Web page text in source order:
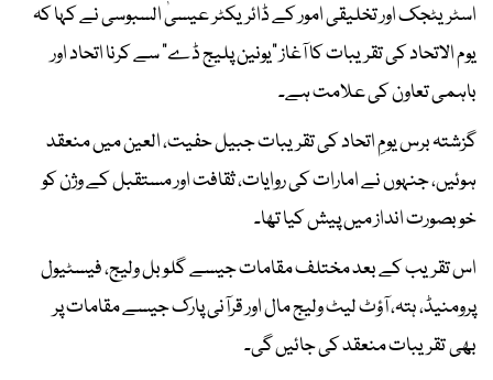
اسٹریٹجک اور تخلیقی امور کے ڈائریکٹر عیسیٰ السبوسی نے کہا کہ
یوم الاتحاد کی تقریبات کا آغاز "یونین پلیج ڈے" سے کرنا اتحاد اور
باہمی تعاون کی علامت ہے۔
گزشتہ برس یومِ اتحاد کی تقریبات جبیل حفیت، العین میں منعقد
ہوئیں، جنہوں نے امارات کی روایات، ثقافت اور مستقبل کے وژن کو
خوبصورت انداز میں پیش کیا تھا۔
اس تقریب کے بعد مختلف مقامات جیسے گلوبل ولیج، فیسٹیول
پرومنیڈ، ہتہ، آؤٹ لیٹ ولیج مال اور قرآنی پارک جیسے مقامات پر
بھی تقریبات منعقد کی جائیں گی۔